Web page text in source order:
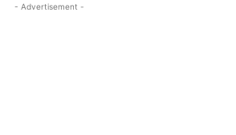
- Advertisement -